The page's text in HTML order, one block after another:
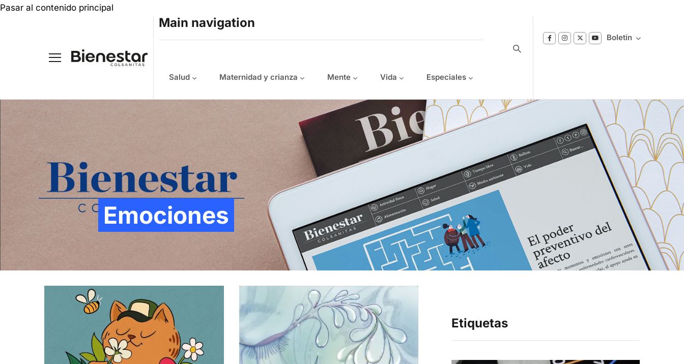
Pasar al contenido principal
Main navigation
Salud Maternidad y crianza Mente Vida Especiales
Boletín
Suscríbase a nuestro boletín
Reciba notificaciones sobre los temas de
Bienestar que le interesan.
Emociones
Etiquetas